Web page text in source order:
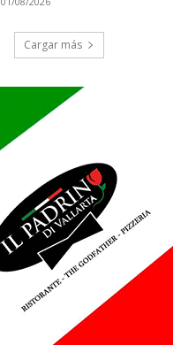
Cargar más